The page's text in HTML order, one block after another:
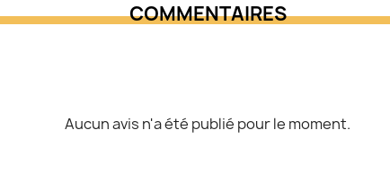
COMMENTAIRES
Aucun avis n'a été publié pour le moment.